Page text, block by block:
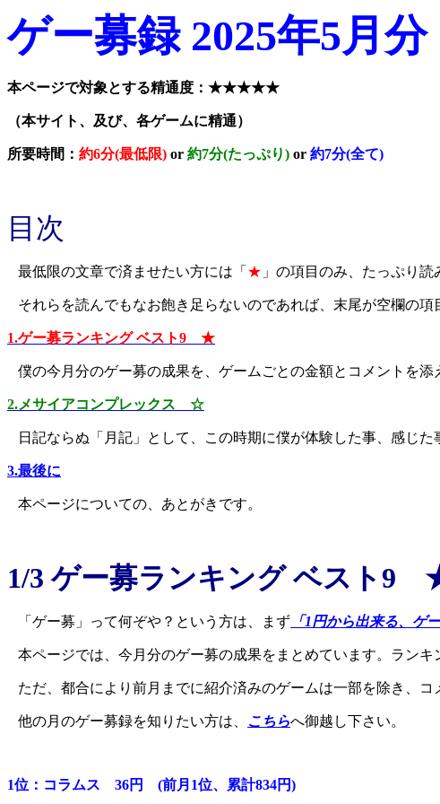
ゲー募録 2025年5月分
本ページで対象とする精通度：★★★★★
（本サイト、及び、各ゲームに精通）
所要時間： 約6分(最低限) or 約7分(たっぷり) or 約7分(全て)
目次
最低限の文章で済ませたい方には「 ★ 」の項目のみ、たっぷり読
それらを読んでもなお飽き足らないのであれば、末尾が空欄の項
1.ゲー募ランキング ベスト9 ★
僕の今月分のゲー募の成果を、ゲームごとの金額とコメントを
2.メサイアコンプレックス ☆
日記ならぬ「月記」として、この時期に僕が体験した事、感じた
3.最後に
本ページについての、あとがきです。
1/3 ゲー募ランキング ベスト9
「ゲー募」って何ぞや？という方は、まず 「1円から出来る、ゲ
本ページでは、今月分のゲー募の成果をまとめています。ラン
ただ、都合により前月までに紹介済みのゲームは一部を除き、コ
他の月のゲー募録を知りたい方は、 こちらへ御越し下さい。
1位：コラムス 36円 (前月1位、累計834円)